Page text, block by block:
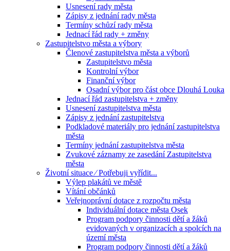
Usnesení rady města
Zápisy z jednání rady města
Termíny schůzí rady města
Jednací řád rady + změny
Zastupitelstvo města a výbory
Členové zastupitelstva města a výborů
Zastupitelstvo města
Kontrolní výbor
Finanční výbor
Osadní výbor pro část obce Dlouhá Louka
Jednací řád zastupitelstva + změny
Usnesení zastupitelstva města
Zápisy z jednání zastupitelstva
Podkladové materiály pro jednání zastupitelstva
města
Termíny jednání zastupitelstva města
Zvukové záznamy ze zasedání Zastupitelstva
města
Životní situace ⁄ Potřebuji vyřídit...
Výlep plakátů ve městě
Vítání občánků
Veřejnoprávní dotace z rozpočtu města
Individuální dotace města Osek
Program podpory činnosti dětí a žáků
evidovaných v organizacích a spolcích na
území města
Program podpory činnosti dětí a žáků